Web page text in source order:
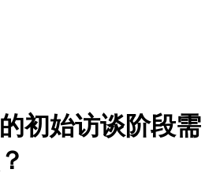
初始访谈阶段需